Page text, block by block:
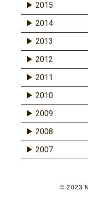
2015
2014
2013
2012
2011
2010
2009
2008
2007
© 2023